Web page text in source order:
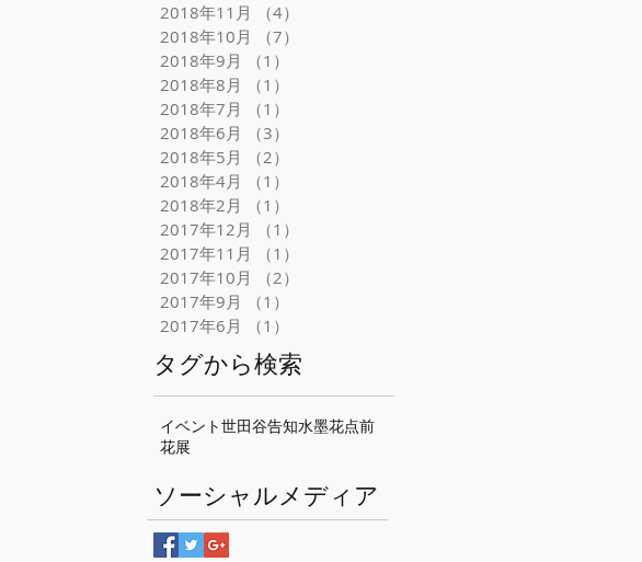
2018年11月
（4）
2018年10月
（7）
2018年9月
（1）
2018年8月
（1）
2018年7月
（1）
2018年6月
（3）
2018年5月
（2）
2018年4月
（1）
2018年2月
（1）
2017年12月
（1）
2017年11月
（1）
2017年10月
（2）
2017年9月
（1）
2017年6月
（1）
タグから検索
イベント世田谷告知水墨花点前
花展
ソーシャルメディア